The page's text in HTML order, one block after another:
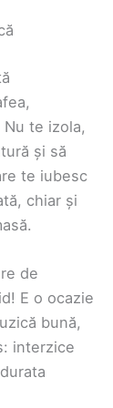
te izola,
și să
te iubesc
chiar și
de
E o ocazie
bună,
interzice